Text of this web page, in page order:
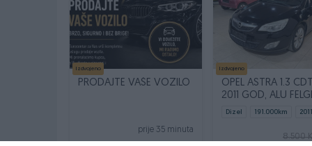
Klima digitalna dvozonska
Centralno daljinsko otključavanje/zalljučavanje
1 ključ
Električno podešavanje retrovizora sa
Izdvojeno
PRODAJTE VAŠE VOZILO
prije 35 minuta
Izdvojeno
OPEL ASTRA 1.3
2011 GOD, ALU
KLIMA
Dizel 191.000km 2011
8.500